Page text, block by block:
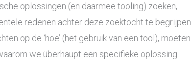
oplossingen (en daarmee tooling) zoeken,
redenen achter deze zoektocht te begrijpen.
op de ‘hoe’ (het gebruik van een tool), moeten
we überhaupt een specifieke oplossing